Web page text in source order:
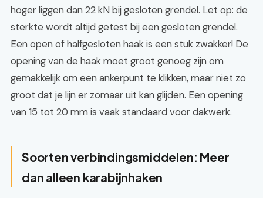
hoger liggen dan 22 kN bij gesloten grendel. Let op: de
sterkte wordt altijd getest bij een gesloten grendel.
Een open of halfgesloten haak is een stuk zwakker! De
opening van de haak moet groot genoeg zijn om
gemakkelijk om een ankerpunt te klikken, maar niet zo
groot dat je lijn er zomaar uit kan glijden. Een opening
van 15 tot 20 mm is vaak standaard voor dakwerk.
Soorten verbindingsmiddelen: Meer
dan alleen karabijnhaken